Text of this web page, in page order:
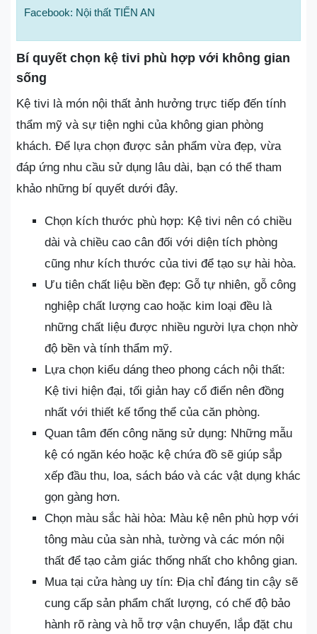
Facebook: Nội thất TIẾN AN
Bí quyết chọn kệ tivi phù hợp với không gian
sống
Kệ tivi là món nội thất ảnh hưởng trực tiếp đến tính
thẩm mỹ và sự tiện nghi của không gian phòng
khách. Để lựa chọn được sản phẩm vừa đẹp, vừa
đáp ứng nhu cầu sử dụng lâu dài, bạn có thể tham
khảo những bí quyết dưới đây.
Chọn kích thước phù hợp: Kệ tivi nên có chiều
dài và chiều cao cân đối với diện tích phòng
cũng như kích thước của tivi để tạo sự hài hòa.
Ưu tiên chất liệu bền đẹp: Gỗ tự nhiên, gỗ công
nghiệp chất lượng cao hoặc kim loại đều là
những chất liệu được nhiều người lựa chọn nhờ
độ bền và tính thẩm mỹ.
Lựa chọn kiểu dáng theo phong cách nội thất:
Kệ tivi hiện đại, tối giản hay cổ điển nên đồng
nhất với thiết kế tổng thể của căn phòng.
Quan tâm đến công năng sử dụng: Những mẫu
kệ có ngăn kéo hoặc kệ chứa đồ sẽ giúp sắp
xếp đầu thu, loa, sách báo và các vật dụng khác
gọn gàng hơn.
Chọn màu sắc hài hòa: Màu kệ nên phù hợp với
tông màu của sàn nhà, tường và các món nội
thất để tạo cảm giác thống nhất cho không gian.
Mua tại cửa hàng uy tín: Địa chỉ đáng tin cậy sẽ
cung cấp sản phẩm chất lượng, có chế độ bảo
hành rõ ràng và hỗ trợ vận chuyển, lắp đặt chu